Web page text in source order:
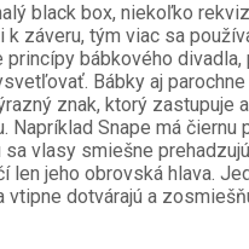
black box, niekoľko
záveru, tým viac sa
princípy bábkového divadla,
Bábky aj parochne
znak, ktorý zastupuje
Napríklad Snape má čiernu
sa vlasy smiešne
len jeho obrovská hlava.
vtipne dotvárajú a